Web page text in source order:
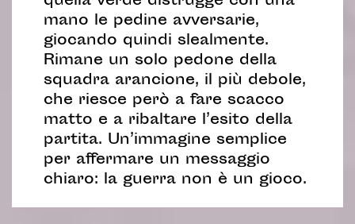
mano le pedine avversarie,
giocando quindi slealmente.
Rimane un solo pedone della
squadra arancione, il più debole,
che riesce però a fare scacco
matto e a ribaltare l’esito della
partita. Un’immagine semplice
per affermare un messaggio
chiaro: la guerra non è un gioco.